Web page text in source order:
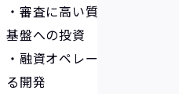
・審査に高い質をもたらす
基盤への投資
・融資オペレーションを効
る開発